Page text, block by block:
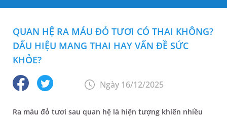
QUAN HỆ RA MÁU ĐỎ TƯƠI CÓ THAI KHÔNG​?
DẤU HIỆU MANG THAI HAY VẤN ĐỀ SỨC
KHỎE?
Ngày 16/12/2025
Ra máu đỏ tươi sau quan hệ là hiện tượng khiến nhiều